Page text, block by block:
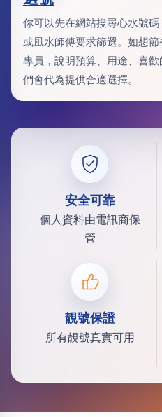
你可以先在網站搜尋心水號
或風水師傅要求篩選。如想
專員，說明預算、用途、喜
們會代為提供合適選擇。
安全可靠
個人資料由電訊商保
管
靚號保證
所有靚號真實可用